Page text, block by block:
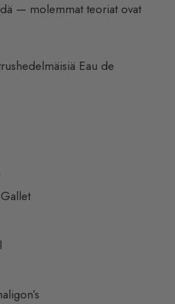
— molemmat teoriat ovat
Eau de